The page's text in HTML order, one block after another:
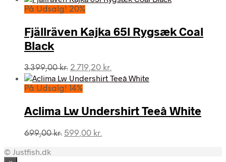
På Udsalg! 20%
Fjällräven Kajka 65l Rygsæk Coal
Black
3.399,00kr. Den
oprindelige
pris
3.399,00 kr..
2.719,20 kr.
aktuelle
2.719,20 kr..
På Udsalg! 14%
Aclima Lw Undershirt Teeâ White
699,00kr. Den
599,00 kr.
© Justfish.dk